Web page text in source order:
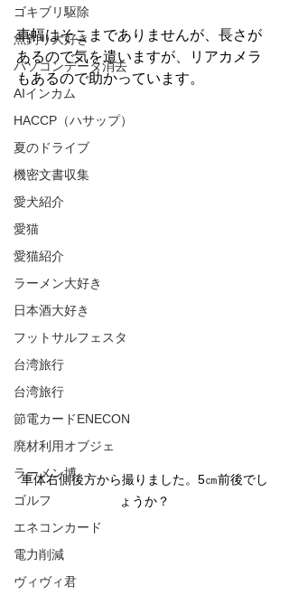
ゴキブリ駆除
魚釣り大好き
パソコンデータ消去
AIインカム
HACCP（ハサップ）
夏のドライブ
機密文書収集
愛犬紹介
愛猫
愛猫紹介
ラーメン大好き
日本酒大好き
フットサルフェスタ
台湾旅行
台湾旅行
節電カードENECON
廃材利用オブジェ
ラーメン博
ゴルフ
エネコンカード
電力削減
ヴィヴィ君
車幅はそこまでありませんが、長さが
あるので気を遣いますが、リアカメラ
もあるので助かっています。
車体右側後方から撮りました。5㎝前後でし
ょうか？